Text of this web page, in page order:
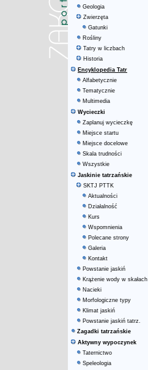
Geologia
Zwierzęta
Gatunki
Rośliny
Tatry w liczbach
Historia
Encyklopedia Tatr
Alfabetycznie
Tematycznie
Multimedia
Wycieczki
Zaplanuj wycieczkę
Miejsce startu
Miejsce docelowe
Skala trudności
Wszystkie
Jaskinie tatrzańskie
SKTJ PTTK
Aktualności
Działalność
Kurs
Wspomnienia
Polecane strony
Galeria
Kontakt
Powstanie jaskiń
Krążenie wody w skałach
Nacieki
Morfologiczne typy
Klimat jaskiń
Powstanie jaskiń tatrz.
Zagadki tatrzańskie
Aktywny wypoczynek
Taternictwo
Speleologia